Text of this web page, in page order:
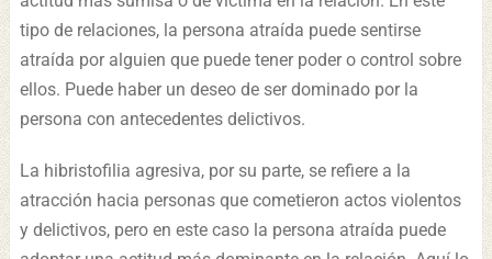
tipo de relaciones, la persona atraída puede sentirse
atraída por alguien que puede tener poder o control sobre
ellos. Puede haber un deseo de ser dominado por la
persona con antecedentes delictivos.
La hibristofilia agresiva, por su parte, se refiere a la
atracción hacia personas que cometieron actos violentos
y delictivos, pero en este caso la persona atraída puede